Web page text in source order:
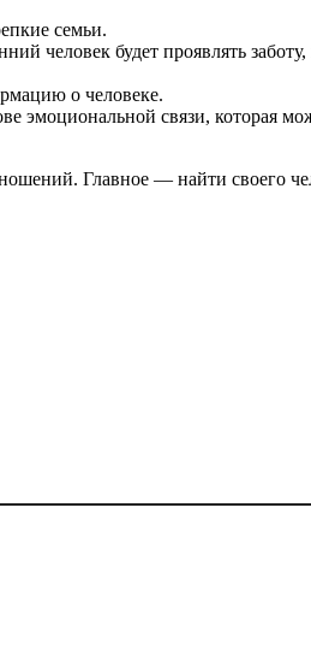
семьи.
человек будет проявлять
о человеке.
эмоциональной связи, которая
Главное — найти своего